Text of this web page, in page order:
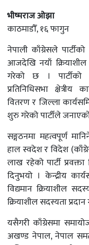
भीष्मराज ओझा
काठमाडौँ, १६ फागुन
नेपाली काँग्रेसले
आजदेखि नयाँ
गरेको छ । पार्टीको
प्रतिनिधिसभा क्षेत्रीय
वितरण र जिल्ला
शुरु गरेको पार्टीले
सङ्गठनमा महत्वपूर्ण
हाल स्वदेश र विदेश
लाख रहेको पार्टी
दिनुभयो । केन्द्रीय
विद्यमान क्रियाशील
क्रियाशील सदस्यता प्रदान
यसैगरी काँग्रेसमा
अखण्ड नेपाल, नेपाल